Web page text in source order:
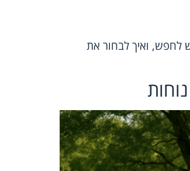
לחפש, ואיך לבחור את